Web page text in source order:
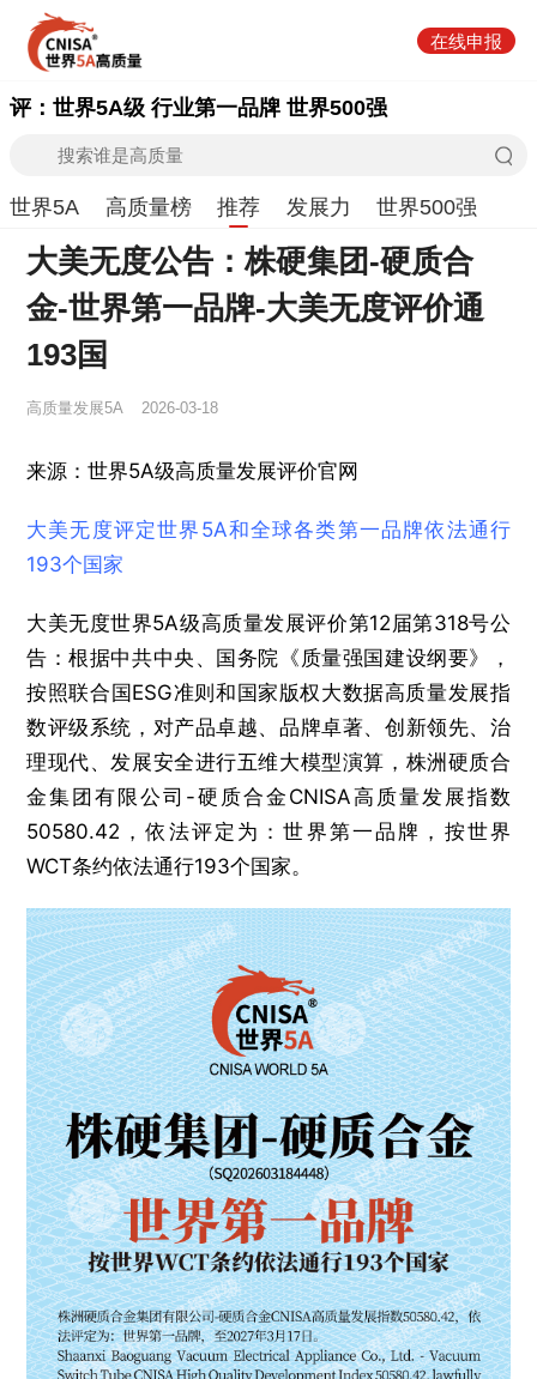
在线申报
评：世界5A级 行业第一品牌 世界500强
世界5A 高质量榜 推荐 发展力 世界500强
大美无度公告：株硬集团-硬质合
金‌-世界第一品牌-大美无度评价通
193国
高质量发展5A 2026-03-18
来源：世界5A级高质量发展评价官网
大美无度评定世界5A和全球各类第一品牌依法通行
193个国家
大美无度世界5A级高质量发展评价第12届第318号公
告：根据中共中央、国务院《质量强国建设纲要》，
按照联合国ESG准则和国家版权大数据高质量发展指
数评级系统，对产品卓越、品牌卓著、创新领先、治
理现代、发展安全进行五维大模型演算，株洲硬质合
金集团有限公司-硬质合金‌CNISA高质量发展指数
50580.42，依法评定为：世界第一品牌，按世界
WCT条约依法通行193个国家。